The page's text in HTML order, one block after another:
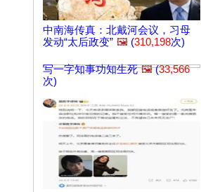
中南海传真：北戴河会议，习母
发动“太后政变” 🖼️ (310,198次)
写一字知事功知生死 🖼️(33,566
次)